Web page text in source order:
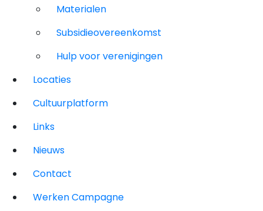
Materialen
Subsidieovereenkomst
Hulp voor verenigingen
Locaties
Cultuurplatform
Links
Nieuws
Contact
Werken Campagne